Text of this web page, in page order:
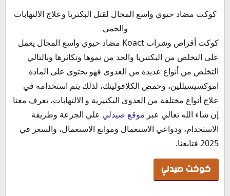
كوكت صيدلي
كوكت 375 مجم أقراص
مضاد كوكت 625
مضاد كوكت 1 جرام
كوكت 230 مجم شراب
كوكت شراب معلق 460 مجم
كوكت 642 شراب
كوكت 457 شراب
كوكت للكبار
دواعي استعمال koact 625
الأعراض الجانبية لدواء كوكت
موانع استعمال دواء كوكت
كوكت مضاد حيوي واسع المجال لقتل البكتريا وعلاج الالتهابات
والحمي
كوكت
أقراص وشراب Koact مضاد حيوي واسع المجال يعمل
على التخلص من البكتيريا والحد من نموها وتكاثرها وبالتالي
التخلص من أنواع عديدة من العدوى فهو يحتوى على المادة
اموكسيسيللين، وحمض الكلافولينك، لذلك يتم استخدامه في
علاج أنواع مختلفة من العدوى البكتيرية و الالتهابات، تعرف معنا
إن شاء الله تعالي عبر موقع صيدلي علي الجرعة وطريقة
الاستخدام، ودواعي الاستعمال وموانع الاستعمال، والسعر في
2025 فتابعنا.
كوكت صيدلي